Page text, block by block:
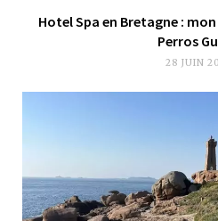
Hotel Spa en Bretagne :
Perros
28 JUIN